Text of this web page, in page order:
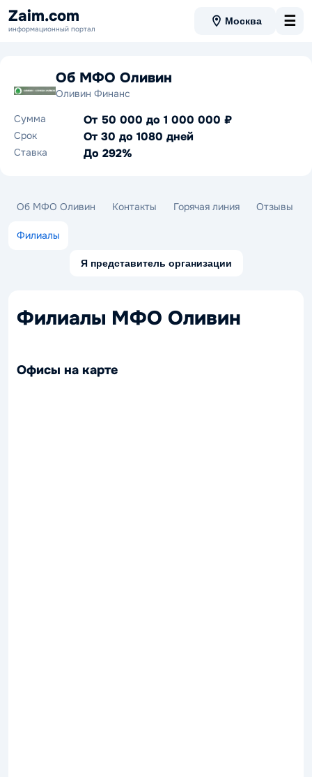
Zaim.com
информационный портал
Москва ☰
Об МФО Оливин
Оливин Финанс
Сумма
От 50 000 до 1 000 000 ₽
Срок От 30 до 1080 дней
Ставка До 292%
Об МФО Оливин Контакты Горячая линия Отзывы
Филиалы
Я представитель организации
Филиалы МФО Оливин
Офисы на карте